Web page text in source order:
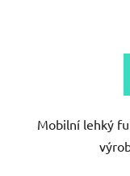
Mobilní lehký